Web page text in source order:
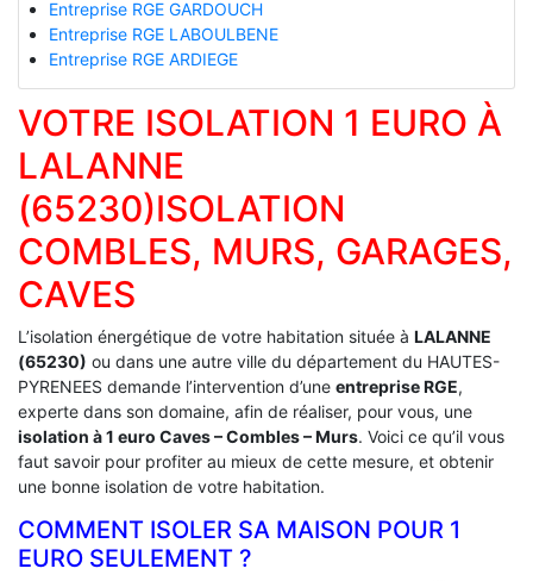
Entreprise RGE GARDOUCH
Entreprise RGE LABOULBENE
Entreprise RGE ARDIEGE
VOTRE ISOLATION 1 EURO À
LALANNE
(65230)ISOLATION
COMBLES, MURS, GARAGES,
CAVES
L’isolation énergétique de votre habitation située à LALANNE
(65230) ou dans une autre ville du département du HAUTES-
PYRENEES demande l’intervention d’une entreprise RGE,
experte dans son domaine, afin de réaliser, pour vous, une
isolation à 1 euro Caves – Combles – Murs. Voici ce qu’il vous
faut savoir pour profiter au mieux de cette mesure, et obtenir
une bonne isolation de votre habitation.
COMMENT ISOLER SA MAISON POUR 1
EURO SEULEMENT ?